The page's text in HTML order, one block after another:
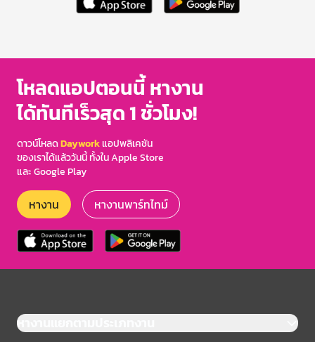
โหลดแอปตอนนี้ หางาน
ได้ทันทีเร็วสุด 1 ชั่วโมง!
ดาวน์โหลดDayworkแอปพลิเคชัน
ของเราได้แล้ววันนี้ ทั้งใน Apple Store
และ Google Play
หางาน หางานพาร์ทไทม์
หางานแยกตามประเภทงาน